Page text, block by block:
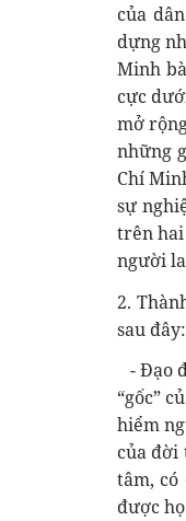
của
dựng
Minh
cực
mở
những
Chí
sự
trên hai
người
2.
sau đây:
- Đạo
“gốc”
hiểm
của đời
tâm,
được